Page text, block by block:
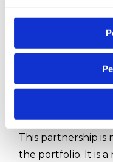
to the success of
With more than
alongside the
Lacerda knows
supporting the
This partnership is
the portfolio. It is